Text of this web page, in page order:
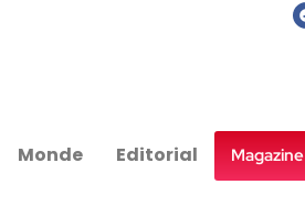
Monde Editorial Magazine